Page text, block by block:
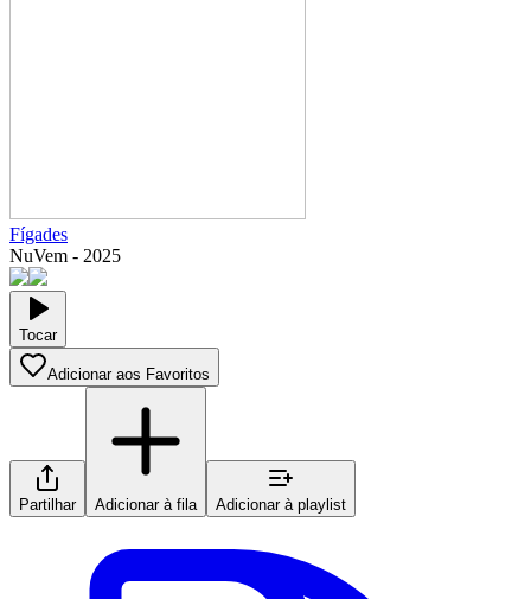
Fígades
NuVem - 2025
Tocar
Adicionar aos Favoritos
Partilhar Adicionar à fila Adicionar à playlist